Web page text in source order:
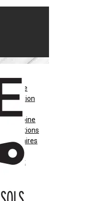
Peinture
Décoration
Sols
Patrimoine
Réalisations
Partenaires
Blog
Contact